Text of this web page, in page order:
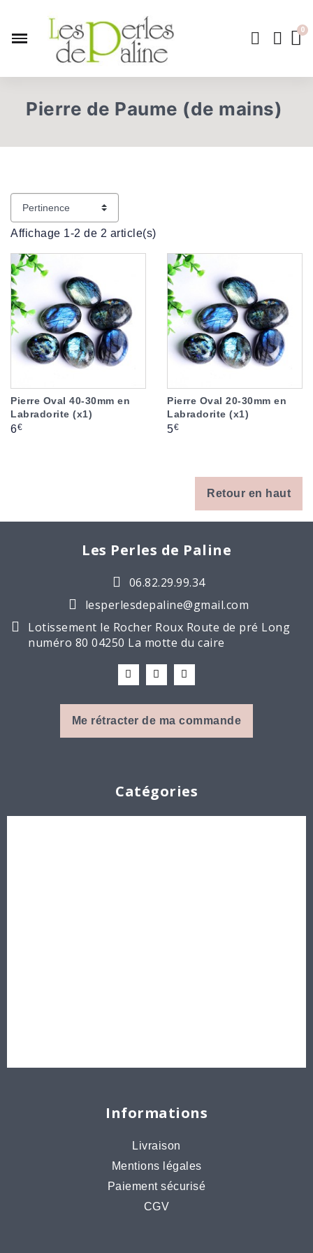
Pierre de Paume (de mains)
Affichage 1-2 de 2 article(s)
Pierre Oval 40-30mm en
Labradorite (x1)
Prix
6€
Pierre Oval 20-30mm en
Labradorite (x1)
Prix
5€
Retour en haut
Les Perles de Paline
06.82.29.99.34
lesperlesdepaline@gmail.com
Lotissement le Rocher Roux Route de pré Long
numéro 80 04250 La motte du caire
Me rétracter de ma commande
Catégories
Informations
Livraison
Mentions légales
Paiement sécurisé
CGV